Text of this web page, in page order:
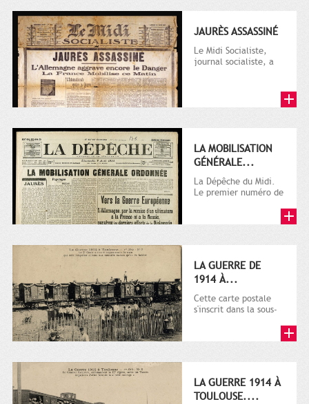
JAURÈS ASSASSINÉ
Le Midi Socialiste,
journal socialiste, a
LA MOBILISATION
GÉNÉRALE...
La Dépêche du Midi.
Le premier numéro de
octobre...
LA GUERRE DE
1914 À...
Cette carte postale
s'inscrit dans la sous-
plusieurs milliers de...
LA GUERRE 1914 À
TOULOUSE....